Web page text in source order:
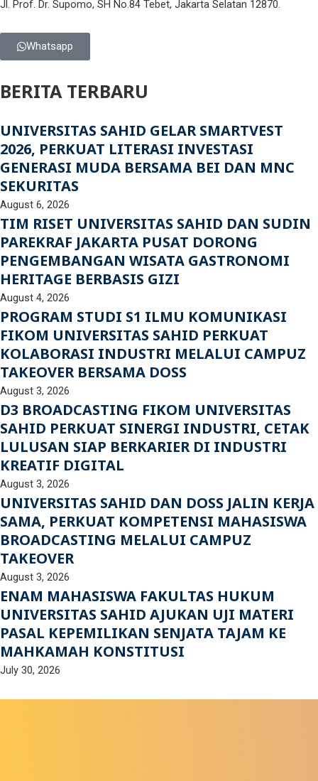
Jl. Prof. Dr. Supomo, SH No.84 Tebet, Jakarta Selatan 12870.
Whatsapp
BERITA TERBARU
UNIVERSITAS SAHID GELAR SMARTVEST
2026, PERKUAT LITERASI INVESTASI
GENERASI MUDA BERSAMA BEI DAN MNC
SEKURITAS
August 6, 2026
TIM RISET UNIVERSITAS SAHID DAN SUDIN
PAREKRAF JAKARTA PUSAT DORONG
PENGEMBANGAN WISATA GASTRONOMI
HERITAGE BERBASIS GIZI
August 4, 2026
PROGRAM STUDI S1 ILMU KOMUNIKASI
FIKOM UNIVERSITAS SAHID PERKUAT
KOLABORASI INDUSTRI MELALUI CAMPUZ
TAKEOVER BERSAMA DOSS
August 3, 2026
D3 BROADCASTING FIKOM UNIVERSITAS
SAHID PERKUAT SINERGI INDUSTRI, CETAK
LULUSAN SIAP BERKARIER DI INDUSTRI
KREATIF DIGITAL
August 3, 2026
UNIVERSITAS SAHID DAN DOSS JALIN KERJA
SAMA, PERKUAT KOMPETENSI MAHASISWA
BROADCASTING MELALUI CAMPUZ
TAKEOVER
August 3, 2026
ENAM MAHASISWA FAKULTAS HUKUM
UNIVERSITAS SAHID AJUKAN UJI MATERI
PASAL KEPEMILIKAN SENJATA TAJAM KE
MAHKAMAH KONSTITUSI
July 30, 2026